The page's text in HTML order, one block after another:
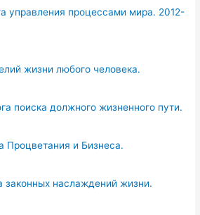
управления процессами мира. 2012-
жизни любого человека.
поиска должного жизненного пути.
Процветания и Бизнеса.
законных наслаждений жизни.